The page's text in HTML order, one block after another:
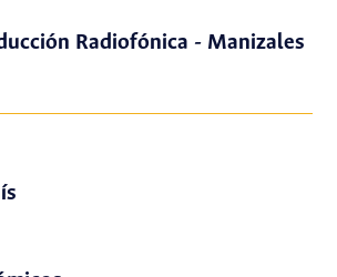
Radiofónica - Manizales